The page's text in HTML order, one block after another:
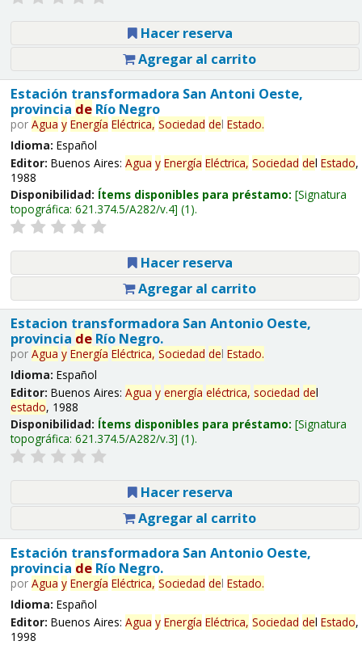
Hacer reserva
Agregar al carrito
Estación transformadora San Antoni Oeste,
provincia deRío Negro
por Agua y Energía Eléctrica, Sociedad del Estado.
Idioma: Español
Editor: Buenos Aires: Agua y Energía Eléctrica, Sociedad del Estado,
1988
Disponibilidad: Ítems disponibles para préstamo: Signatura
topográfica: 621.374.5/A282/v.4 (1).
Hacer reserva
Agregar al carrito
Estacion transformadora San Antonio Oeste,
provincia deRío Negro.
por Agua y Energía Eléctrica, Sociedad del Estado.
Idioma: Español
Editor: Buenos Aires: Agua y energía eléctrica, sociedad del
estado, 1988
Disponibilidad: Ítems disponibles para préstamo: Signatura
topográfica: 621.374.5/A282/v.3 (1).
Hacer reserva
Agregar al carrito
Estación transformadora San Antonio Oeste,
provincia deRío Negro.
por Agua y Energía Eléctrica, Sociedad del Estado.
Idioma: Español
Editor: Buenos Aires: Agua y Energía Eléctrica, Sociedad del Estado,
1998